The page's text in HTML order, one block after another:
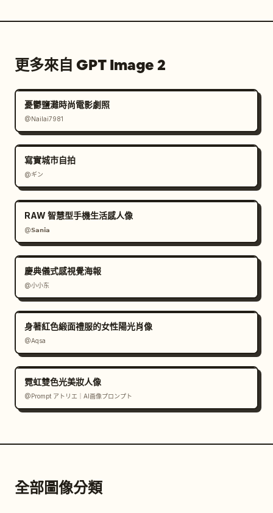
所有分镜都默认是 同一对新人、同一套明制婚礼服饰、同
场景与道具
幔、明式木家具、喜字中堂、宫灯、龙凤烛、团扇、红盖
头、合卺酒器、喜盘、青花瓷、雕花窗、红色床帐、深色木
道具要精致真实，服务人物关系，不要太杂乱，不要像影楼
光影要求
整体光影是 暖红金调的电影级中式婚礼光影。
要有层次感，不要一片死红。
可以使用：
暖色主光塑造人物面部与服饰质感
烛光做局部氛围点缀
窗边柔光或侧逆光勾勒凤冠流苏、珍珠、衣物纹理
暗部保留深木色与红色层次
整体要像 万元级中式婚纱样片，而不是普通影楼大红背景
表情、动作、眼神、构图的统一要求
系、动作互动、景别、机位、新郎站位 上有变化。
更多來自 GPT Image 2
憂鬱鹽灘時尚電影劇照
@Nailai7981
寫實城市自拍
@ギン
RAW 智慧型手機生活感人像
@𝗦𝗮𝗻𝗶𝗮
慶典儀式感視覺海報
@小小东
身著紅色緞面禮服的女性陽光肖像
@Aqsa
霓虹雙色光美妝人像
@Prompt アトリエ｜AI画像プロンプト
全部圖像分類